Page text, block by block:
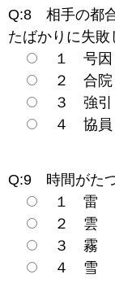
Q:8 相手の都
たばかりに失敗
１ 号因
２ 合院
３ 強引
４ 協員
Q:9 時間がたつ
１ 雷
２ 雲
３ 霧
４ 雪